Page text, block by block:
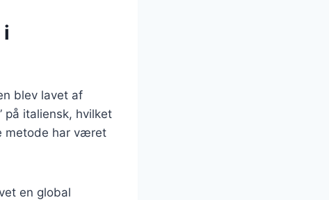
blev lavet af
på italiensk, hvilket
metode har været
en global